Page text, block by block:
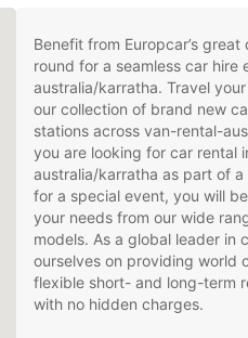
Benefit from Europcar’s
round for a seamless car
australia/karratha. Travel
our collection of brand new
stations across van-rental-
you are looking for car rental
australia/karratha as part of
for a special event, you will
your needs from our wide
models. As a global leader in
ourselves on providing world
flexible short- and long-term
with no hidden charges.